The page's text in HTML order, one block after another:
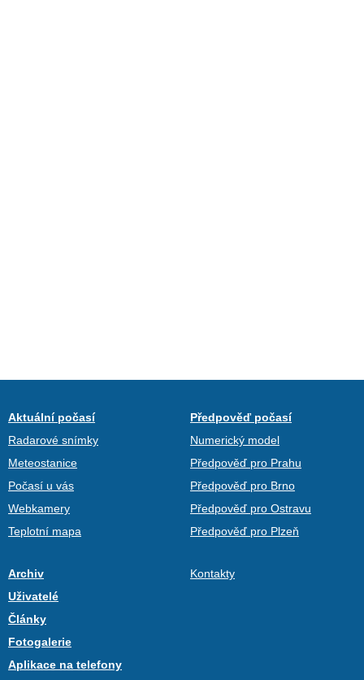
Aktuální počasí
Radarové snímky
Meteostanice
Počasí u vás
Webkamery
Teplotní mapa
Předpověď počasí
Numerický model
Předpověď pro Prahu
Předpověď pro Brno
Předpověď pro Ostravu
Předpověď pro Plzeň
Archiv
Uživatelé
Články
Fotogalerie
Aplikace na telefony
Kontakty